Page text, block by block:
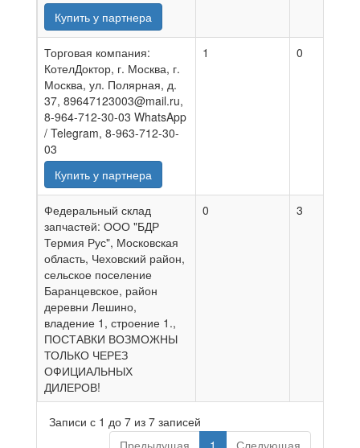
Купить у партнера
Торговая компания:
КотелДоктор, г. Москва, г.
Москва, ул. Полярная, д.
37, 89647123003@mail.ru,
8-964-712-30-03 WhatsApp
/ Telegram, 8-963-712-30-
03
Купить у партнера
1 0
Федеральный склад
запчастей: ООО "БДР
Термия Рус", Московская
область, Чеховский район,
сельское поселение
Баранцевское, район
деревни Лешино,
владение 1, строение 1.,
ПОСТАВКИ ВОЗМОЖНЫ
ТОЛЬКО ЧЕРЕЗ
ОФИЦИАЛЬНЫХ
ДИЛЕРОВ!
0 3
Записи с 1 до 7 из 7 записей
Предыдущая
1 Следующая